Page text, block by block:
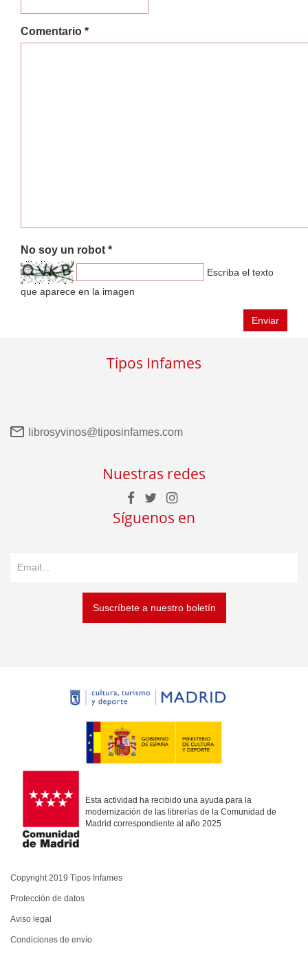
Comentario *
No soy un robot *
Escriba el texto
que aparece en la imagen
Enviar
Tipos Infames
librosyvinos@tiposinfames.com
Nuestras redes
Síguenos en
Suscríbete a nuestro boletín
Esta actividad ha recibido una ayuda para la
modernización de las librerías de la Comunidad de
Madrid correspondiente al año 2025
Copyright 2019 Tipos Infames
Protección de datos
Aviso legal
Condiciones de envío